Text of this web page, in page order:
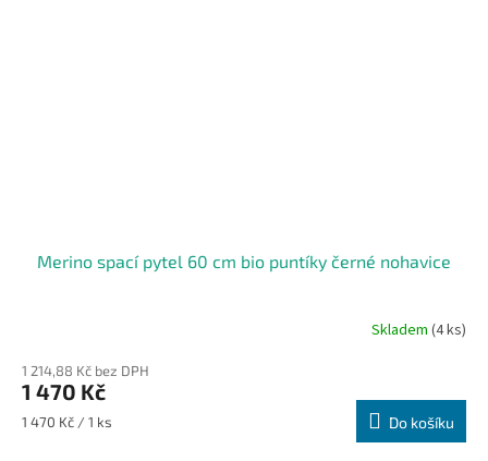
Merino spací pytel 60 cm bio puntíky černé nohavice
Skladem (4 ks)
1 214,88 Kč bez DPH
1 470 Kč
Měrná
1 470 Kč / 1 ks Do košíku